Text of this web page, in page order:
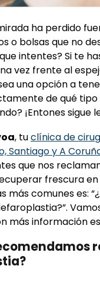
ha perdido
o bolsas que no
intentes? Si te
vez frente al
una opción a
de qué
¡Entones sigue
, tuclínica de
Santiago y A
que nos
frescura en
más comunes es:
más información